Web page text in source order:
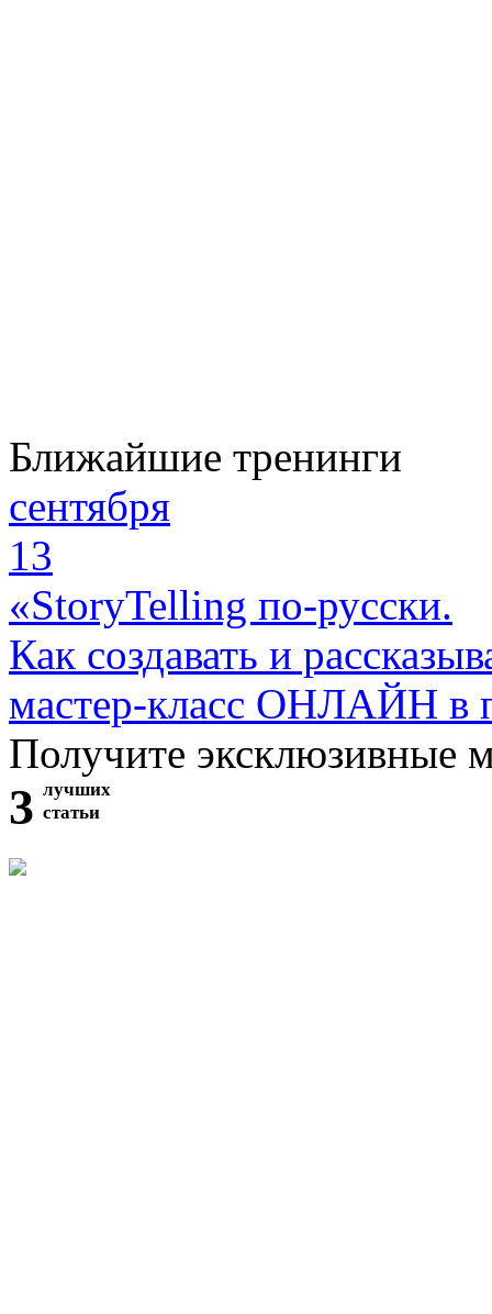
Ближайшие тренинги
сентября
13
«StoryTelling по-русски.
Как создавать и
мастер-класс ОНЛАЙН в
Получите эксклюзивные
3 лучших
статьи